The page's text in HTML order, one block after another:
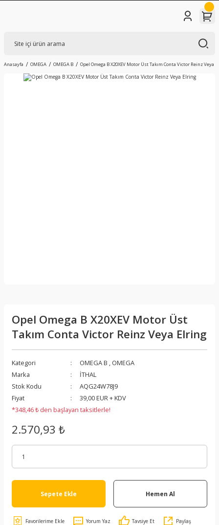
Anasayfa OMEGA OMEGA B Opel Omega B X20XEV Motor Üst Takım Conta Victor Reinz Veya
Opel Omega B X20XEV Motor Üst
Takım Conta Victor Reinz Veya Elring
Kategori OMEGA B , OMEGA
Marka
İTHAL
Stok Kodu
AQG24W78J9
Fiyat
39,00 EUR + KDV
*348,46 ₺ den başlayan taksitlerle!
2.570,93 ₺
Sepete Ekle Hemen Al
Yorum Yaz Tavsiye Et Paylaş